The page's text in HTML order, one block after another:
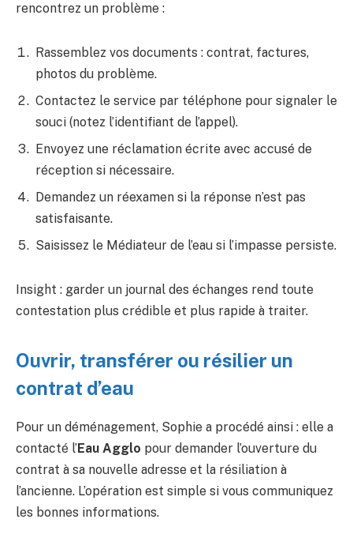
rencontrez un problème :
Rassemblez vos documents : contrat, factures,
photos du problème.
Contactez le service par téléphone pour signaler le
souci (notez l’identifiant de l’appel).
Envoyez une réclamation écrite avec accusé de
réception si nécessaire.
Demandez un réexamen si la réponse n’est pas
satisfaisante.
Saisissez le Médiateur de l’eau si l’impasse persiste.
Insight : garder un journal des échanges rend toute
contestation plus crédible et plus rapide à traiter.
Ouvrir, transférer ou résilier un
contrat d’eau
Pour un déménagement, Sophie a procédé ainsi : elle a
contacté l’Eau Agglo pour demander l’ouverture du
contrat à sa nouvelle adresse et la résiliation à
l’ancienne. L’opération est simple si vous communiquez
les bonnes informations.